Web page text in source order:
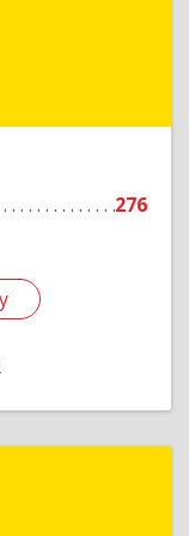
276
Дзержинск г,